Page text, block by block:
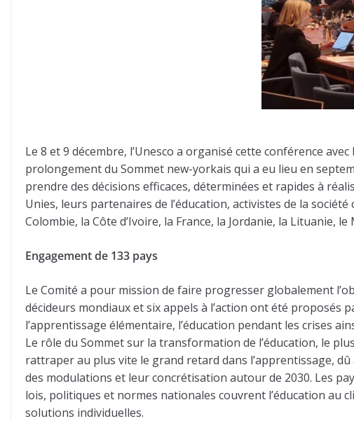
Le 8 et 9 décembre, l’Unesco a organisé cette conférence
prolongement du Sommet new-yorkais qui a eu lieu en
prendre des décisions efficaces, déterminées et rapides à
Unies, leurs partenaires de l’éducation, activistes de la
Colombie, la Côte d’Ivoire, la France, la Jordanie, la Lituanie,
Engagement de 133 pays
Le Comité a pour mission de faire progresser globalement
décideurs mondiaux et six appels à l’action ont été proposés
l’apprentissage élémentaire, l’éducation pendant les crises
Le rôle du Sommet sur la transformation de l’éducation, le
rattraper au plus vite le grand retard dans l’apprentissage,
des modulations et leur concrétisation autour de 2030. Les
lois, politiques et normes nationales couvrent l’éducation au
solutions individuelles.